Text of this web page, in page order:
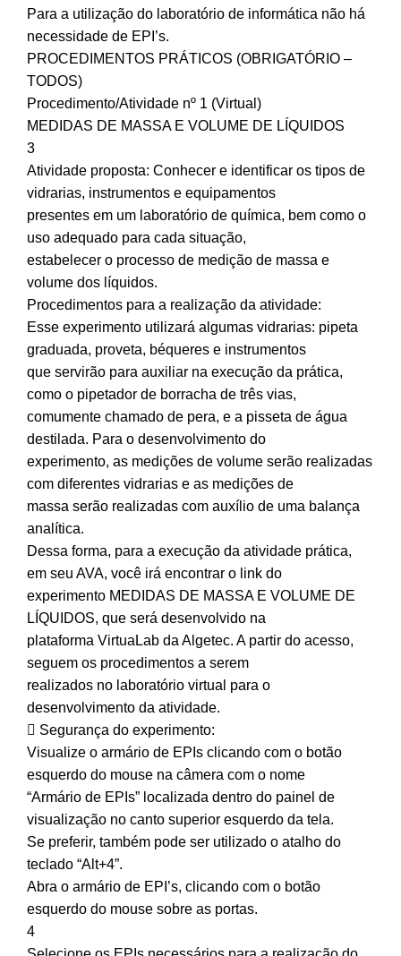
Para a utilização do laboratório de informática não há
necessidade de EPI’s.
PROCEDIMENTOS PRÁTICOS (OBRIGATÓRIO –
TODOS)
Procedimento/Atividade nº 1 (Virtual)
MEDIDAS DE MASSA E VOLUME DE LÍQUIDOS
3
Atividade proposta: Conhecer e identificar os tipos de
vidrarias, instrumentos e equipamentos
presentes em um laboratório de química, bem como o
uso adequado para cada situação,
estabelecer o processo de medição de massa e
volume dos líquidos.
Procedimentos para a realização da atividade:
Esse experimento utilizará algumas vidrarias: pipeta
graduada, proveta, béqueres e instrumentos
que servirão para auxiliar na execução da prática,
como o pipetador de borracha de três vias,
comumente chamado de pera, e a pisseta de água
destilada. Para o desenvolvimento do
experimento, as medições de volume serão realizadas
com diferentes vidrarias e as medições de
massa serão realizadas com auxílio de uma balança
analítica.
Dessa forma, para a execução da atividade prática,
em seu AVA, você irá encontrar o link do
experimento MEDIDAS DE MASSA E VOLUME DE
LÍQUIDOS, que será desenvolvido na
plataforma VirtuaLab da Algetec. A partir do acesso,
seguem os procedimentos a serem
realizados no laboratório virtual para o
desenvolvimento da atividade.
 Segurança do experimento:
Visualize o armário de EPIs clicando com o botão
esquerdo do mouse na câmera com o nome
“Armário de EPIs” localizada dentro do painel de
visualização no canto superior esquerdo da tela.
Se preferir, também pode ser utilizado o atalho do
teclado “Alt+4”.
Abra o armário de EPI’s, clicando com o botão
esquerdo do mouse sobre as portas.
4